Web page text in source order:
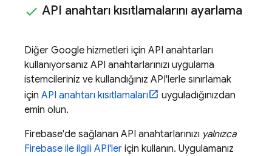
API anahtarı kısıtlamalarını ayarlama
Diğer Google hizmetleri için API anahtarları
kullanıyorsanız API anahtarlarınızı uygulama
istemcileriniz ve kullandığınız API'lerle sınırlamak
için API anahtarı kısıtlamaları
uyguladığınızdan
emin olun.
Firebase'de sağlanan API anahtarlarınızı yalnızca
Firebase ile ilgili API'ler için kullanın. Uygulamanız